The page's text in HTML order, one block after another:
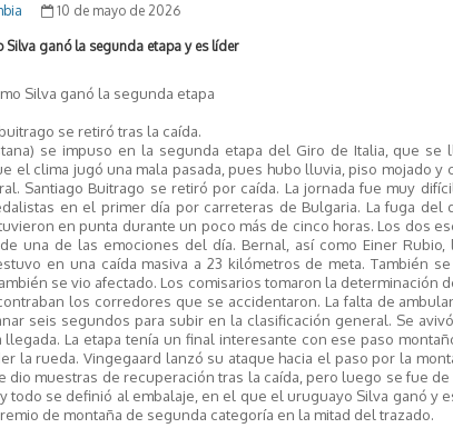
10 de mayo de 2026
Silva ganó la segunda etapa y es líder
Silva ganó la segunda etapa
se retiró tras la caída.
se impuso en la segunda etapa del Giro de Italia, que se
el clima jugó una mala pasada, pues hubo lluvia, piso mojado
Santiago Buitrago se retiró por caída. La jornada fue muy
en el primer día por carreteras de Bulgaria. La fuga del
en punta durante un poco más de cinco horas. Los dos
una de las emociones del día. Bernal, así como Einer
en una caída masiva a 23 kilómetros de meta. También
se vio afectado. Los comisarios tomaron la
los corredores que se accidentaron. La falta de
seis segundos para subir en la clasificación general. Se
llegada. La etapa tenía un final interesante con ese paso
la rueda. Vingegaard lanzó su ataque hacia el paso por la
dio muestras de recuperación tras la caída, pero luego se fue
todo se definió al embalaje, en el que el uruguayo Silva ganó y
de montaña de segunda categoría en la mitad del trazado.